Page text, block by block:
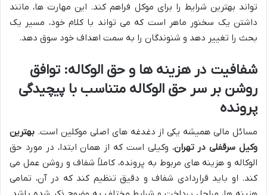
تواند بهترین شرایط را برای موکل فراهم کند. این مهارت ها، مانند
داشتن یک سخنور ماهر است که می تواند با کلام خود، مسیر یک
بحث را تغییر دهد و شنوندگان را به سمت اهداف خود سوق دهد.
شفافیت در هزینه ها و حق الوکاله: توافق
روشن بر سر حق الوکاله متناسب با پیچیدگی
پرونده
مسائل مالی همیشه یکی از دغدغه های اصلی موکلین است. بهترین
وکیل سرقفلی در تهران، وکیلی است که از همان ابتدا، در مورد حق
الوکاله و هزینه های مربوط به پرونده، کاملاً شفاف و روشن عمل می
کند. او باید قراردادی شفاف و دقیق تنظیم کند که در آن، تمامی